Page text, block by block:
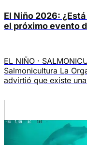
El Niño 2026:
el próximo evento
EL NIÑO ·
Salmonicultura La
advirtió que existe
la salmonicultura
El fenómeno de El